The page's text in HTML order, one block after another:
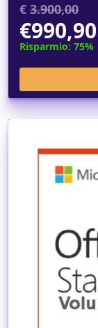
€ 3.900,00
€990,90
Risparmio: 75%